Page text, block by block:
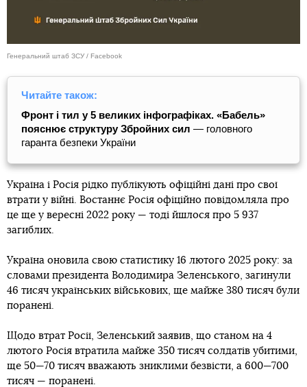
Генеральний штаб ЗСУ / Facebook
Читайте також:
Фронт і тил у 5 великих інфографіках. «Бабель»
пояснює структуру Збройних сил — головного
гаранта безпеки України
Україна і Росія рідко публікують офіційні дані про свої
втрати у війні. Востаннє Росія офіційно повідомляла про
це ще у вересні 2022 року — тоді йшлося про 5 937
загиблих.
Україна оновила свою статистику 16 лютого 2025 року: за
словами президента Володимира Зеленського, загинули
46 тисяч українських військових, ще майже 380 тисяч були
поранені.
Щодо втрат Росії, Зеленський заявив, що станом на 4
лютого Росія втратила майже 350 тисяч солдатів убитими,
ще 50—70 тисяч вважають зниклими безвісти, а 600—700
тисяч — поранені.